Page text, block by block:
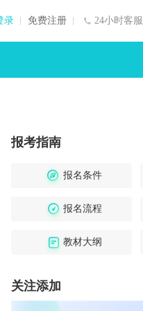
24小时客
录 免费注册
报考指南
报名条件
报名流程
教材大纲
关注添加